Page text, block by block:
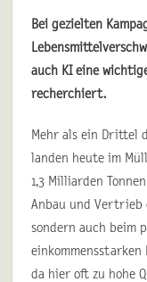
Bei gezielten
auch KI eine
recherchiert.
Mehr als ein Drittel
landen heute im
1,3 Milliarden
Anbau und Vertrieb
sondern auch beim
da hier oft zu hohe